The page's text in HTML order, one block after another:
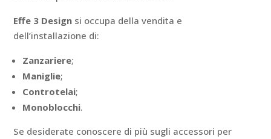
Effe 3 Design si occupa della vendita e
dell’installazione di:
Zanzariere;
Maniglie;
Controtelai;
Monoblocchi.
Se desiderate conoscere di più sugli accessori per